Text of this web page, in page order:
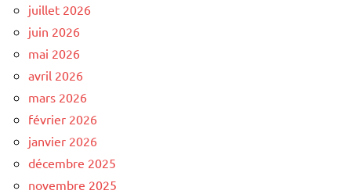
juillet 2026
juin 2026
mai 2026
avril 2026
mars 2026
février 2026
janvier 2026
décembre 2025
novembre 2025